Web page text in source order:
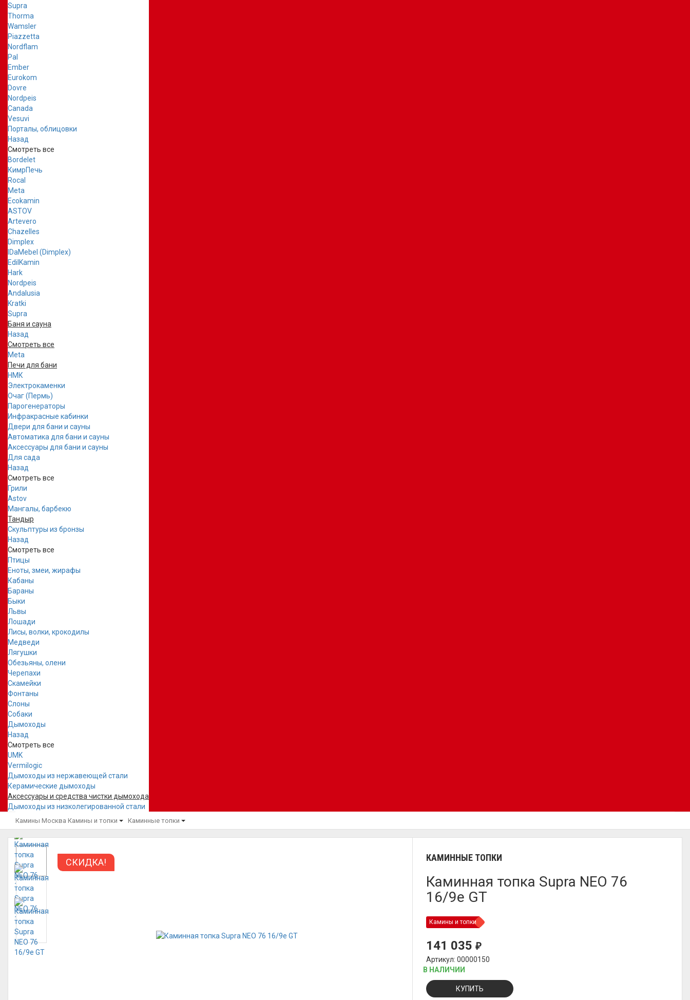
Supra
Thorma
Wamsler
Piazzetta
Nordflam
Pal
Ember
Eurokom
Dovre
Nordpeis
Canada
Vesuvi
Порталы, облицовки
Назад
Смотреть все
Bordelet
КимрПечь
Rocal
Meta
Ecokamin
ASTOV
Artevero
Chazelles
Dimplex
IDaMebel (Dimplex)
EdilKamin
Hark
Nordpeis
Andalusia
Kratki
Supra
Баня и сауна
Назад
Смотреть все
Meta
Печи для бани
НМК
Электрокаменки
Очаг (Пермь)
Парогенераторы
Инфракрасные кабинки
Двери для бани и сауны
Автоматика для бани и сауны
Аксессуары для бани и сауны
Для сада
Назад
Смотреть все
Грили
Astov
Мангалы, барбекю
Тандыр
Скульптуры из бронзы
Назад
Смотреть все
Птицы
Еноты, змеи, жирафы
Кабаны
Бараны
Быки
Львы
Лошади
Лисы, волки, крокодилы
Медведи
Лягушки
Обезьяны, олени
Черепахи
Скамейки
Фонтаны
Слоны
Собаки
Дымоходы
Назад
Смотреть все
UMK
Vermilogic
Дымоходы из нержавеющей стали
Керамические дымоходы
Аксессуары и средства чистки дымохода
Дымоходы из низколегированной стали
Камины Москва Камины и топки Каминные топки
СКИДКА! КАМИННЫЕ ТОПКИ
Каминная топка Supra NEO 76
16/9e GT
Камины и топки
141 035₽
Артикул: 00000150
В НАЛИЧИИ
КУПИТЬ